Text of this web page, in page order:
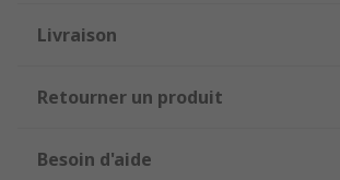
Livraison
Retourner un produit
Besoin d'aide